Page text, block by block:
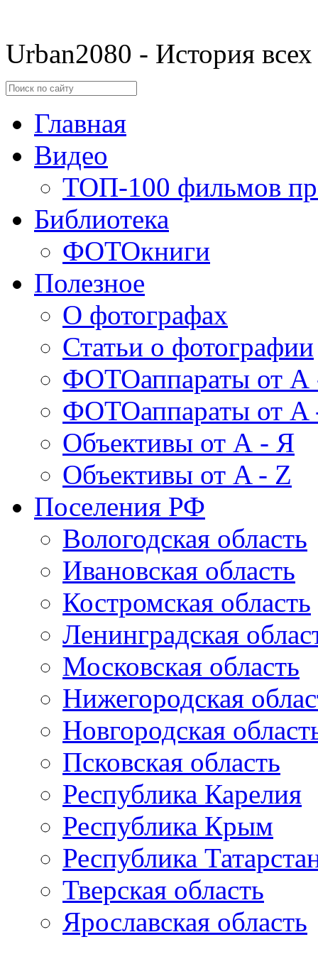
Urban2080 - История
Главная
Видео
ТОП-100 фильмов
Библиотека
ФОТОкниги
Полезное
О фотографах
Статьи о фотографии
ФОТОаппараты от А
ФОТОаппараты от A
Объективы от А - Я
Объективы от A - Z
Поселения РФ
Вологодская область
Ивановская область
Костромская область
Ленинградская
Московская область
Нижегородская
Новгородская
Псковская область
Республика Карелия
Республика Крым
Республика
Тверская область
Ярославская область